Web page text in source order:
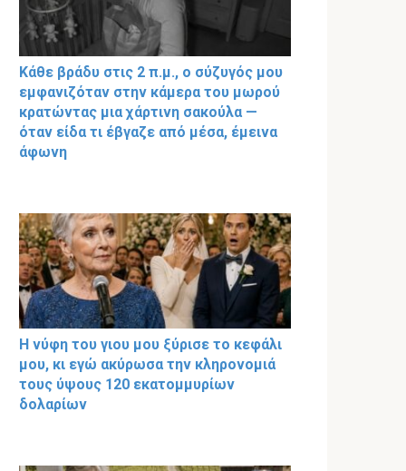
Κάθε βράδυ στις 2 π.μ., ο σύζυγός μου
εμφανιζόταν στην κάμερα του μωρού
κρατώντας μια χάρτινη σακούλα —
όταν είδα τι έβγαζε από μέσα, έμεινα
άφωνη
Η νύφη του γιου μου ξύρισε το κεφάλι
μου, κι εγώ ακύρωσα την κληρονομιά
τους ύψους 120 εκατομμυρίων
δολαρίων